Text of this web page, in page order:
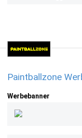
Paintballzone
Werbebanner